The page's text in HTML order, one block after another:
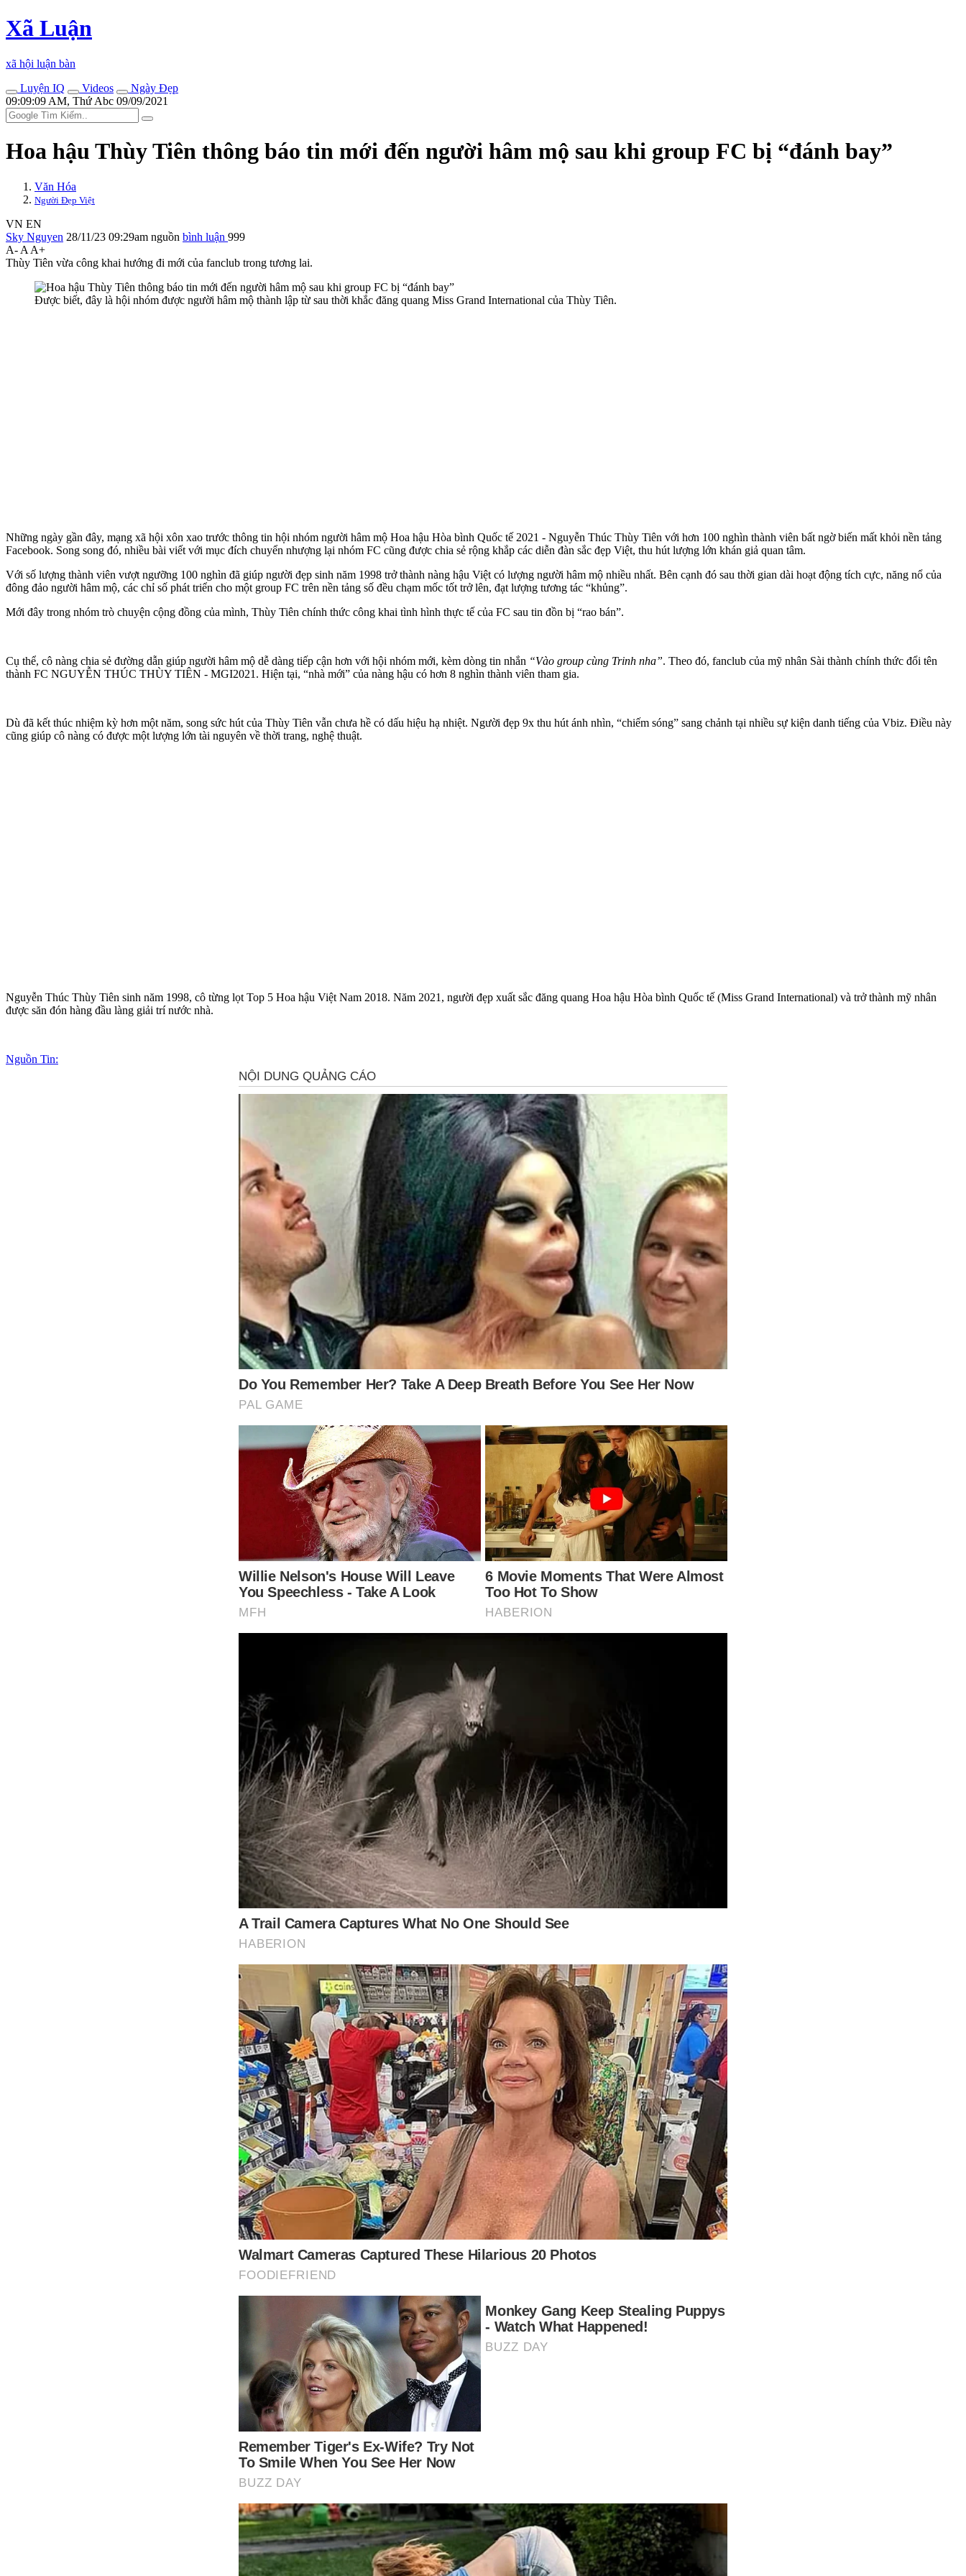
Xã Luận
xã hội luận bàn
Luyện IQ
Videos
Ngày Đẹp
09:09:09 AM, Thứ Abc 09/09/2021
Hoa hậu Thùy Tiên thông báo tin mới đến người hâm mộ sau khi group FC bị “đánh bay”
Văn Hóa
Người Đẹp Việt
VN EN
Sky Nguyen 28/11/23 09:29am nguồn bình luận 999
A- A A+
Thùy Tiên vừa công khai hướng đi mới của fanclub trong tương lai.
Được biết, đây là hội nhóm được người hâm mộ thành lập từ sau thời khắc đăng quang Miss Grand International của Thùy Tiên.
Những ngày gần đây, mạng xã hội xôn xao trước thông tin hội nhóm người hâm mộ Hoa hậu Hòa bình Quốc tế 2021 - Nguyễn Thúc Thùy Tiên với hơn 100 nghìn thành viên bất ngờ biến mất khỏi nền tảng
Facebook. Song song đó, nhiều bài viết với mục đích chuyển nhượng lại nhóm FC cũng được chia sẻ rộng khắp các diễn đàn sắc đẹp Việt, thu hút lượng lớn khán giả quan tâm.
Với số lượng thành viên vượt ngưỡng 100 nghìn đã giúp người đẹp sinh năm 1998 trở thành nàng hậu Việt có lượng người hâm mộ nhiều nhất. Bên cạnh đó sau thời gian dài hoạt động tích cực, năng nổ của
đông đảo người hâm mộ, các chỉ số phát triển cho một group FC trên nền tảng số đều chạm mốc tốt trở lên, đạt lượng tương tác “khủng”.
Mới đây trong nhóm trò chuyện cộng đồng của mình, Thùy Tiên chính thức công khai tình hình thực tế của FC sau tin đồn bị “rao bán”.
Cụ thể, cô nàng chia sẻ đường dẫn giúp người hâm mộ dễ dàng tiếp cận hơn với hội nhóm mới, kèm dòng tin nhắn “Vào group cùng Trinh nha”. Theo đó, fanclub của mỹ nhân Sài thành chính thức đổi tên
thành FC NGUYỄN THÚC THÙY TIÊN - MGI2021. Hiện tại, “nhà mới” của nàng hậu có hơn 8 nghìn thành viên tham gia.
Dù đã kết thúc nhiệm kỳ hơn một năm, song sức hút của Thùy Tiên vẫn chưa hề có dấu hiệu hạ nhiệt. Người đẹp 9x thu hút ánh nhìn, “chiếm sóng” sang chảnh tại nhiều sự kiện danh tiếng của Vbiz. Điều này
cũng giúp cô nàng có được một lượng lớn tài nguyên về thời trang, nghệ thuật.
Nguyễn Thúc Thùy Tiên sinh năm 1998, cô từng lọt Top 5 Hoa hậu Việt Nam 2018. Năm 2021, người đẹp xuất sắc đăng quang Hoa hậu Hòa bình Quốc tế (Miss Grand International) và trở thành mỹ nhân
được săn đón hàng đầu làng giải trí nước nhà.
Nguồn Tin: